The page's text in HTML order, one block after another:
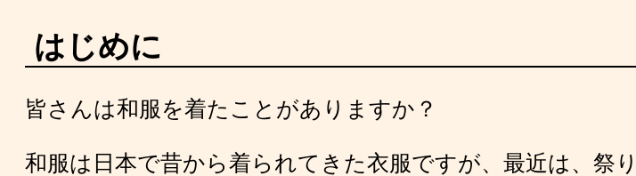
はじめに
皆さんは和服を着たことがありますか？
和服は日本で昔から着られてきた衣服ですが、最近は、祭